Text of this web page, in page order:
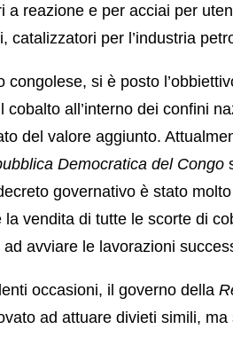
a reazione e per acciai per
catalizzatori per l’industria
congolese, si è posto
cobalto all’interno dei confini
del valore aggiunto.
Democratica del Congo
governativo è stato
la vendita di tutte le scorte di
avviare le lavorazioni
occasioni, il governo della
ad attuare divieti simili,